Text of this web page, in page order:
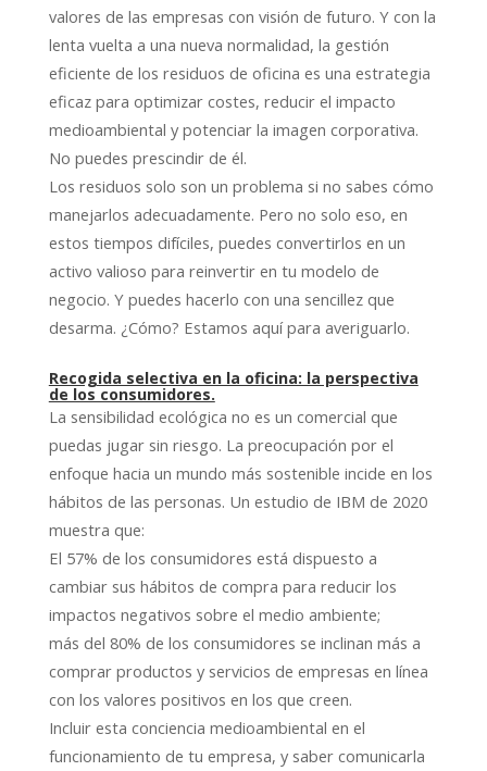
valores de las empresas con visión de futuro. Y con la
lenta vuelta a una nueva normalidad, la gestión
eficiente de los residuos de oficina es una estrategia
eficaz para optimizar costes, reducir el impacto
medioambiental y potenciar la imagen corporativa.
No puedes prescindir de él.
Los residuos solo son un problema si no sabes cómo
manejarlos adecuadamente. Pero no solo eso, en
estos tiempos difíciles, puedes convertirlos en un
activo valioso para reinvertir en tu modelo de
negocio. Y puedes hacerlo con una sencillez que
desarma. ¿Cómo? Estamos aquí para averiguarlo.
Recogida selectiva en la oficina: la perspectiva
de los consumidores.
La sensibilidad ecológica no es un comercial que
puedas jugar sin riesgo. La preocupación por el
enfoque hacia un mundo más sostenible incide en los
hábitos de las personas. Un estudio de IBM de 2020
muestra que:
El 57% de los consumidores está dispuesto a
cambiar sus hábitos de compra para reducir los
impactos negativos sobre el medio ambiente;
más del 80% de los consumidores se inclinan más a
comprar productos y servicios de empresas en línea
con los valores positivos en los que creen.
Incluir esta conciencia medioambiental en el
funcionamiento de tu empresa, y saber comunicarla